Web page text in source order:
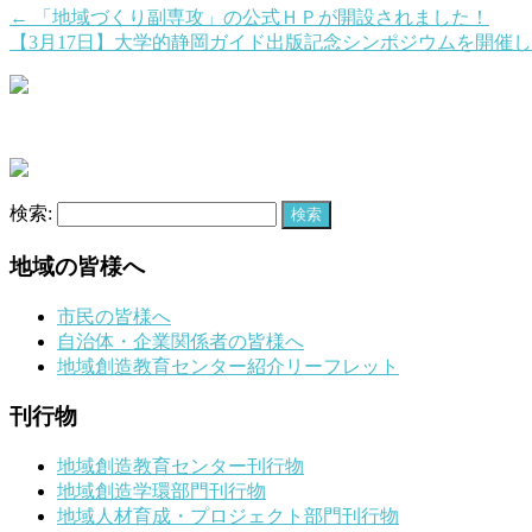
←
「地域づくり副専攻」の公式ＨＰが開設されました！
【3月17日】大学的静岡ガイド出版記念シンポジウムを開催
検索:
地域の皆様へ
市民の皆様へ
自治体・企業関係者の皆様へ
地域創造教育センター紹介リーフレット
刊行物
地域創造教育センター刊行物
地域創造学環部門刊行物
地域人材育成・プロジェクト部門刊行物